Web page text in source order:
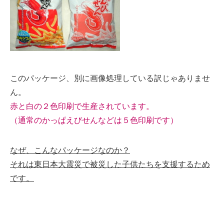
このパッケージ、別に画像処理している訳じゃありませ
ん。
赤と白の２色印刷で生産されています。
（通常のかっぱえびせんなどは５色印刷です）
なぜ、こんなパッケージなのか？
それは東日本大震災で被災した子供たちを支援するため
です。